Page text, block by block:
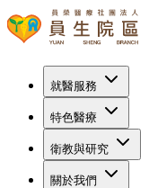
就醫服務
特色醫療
衛教與研究
關於我們